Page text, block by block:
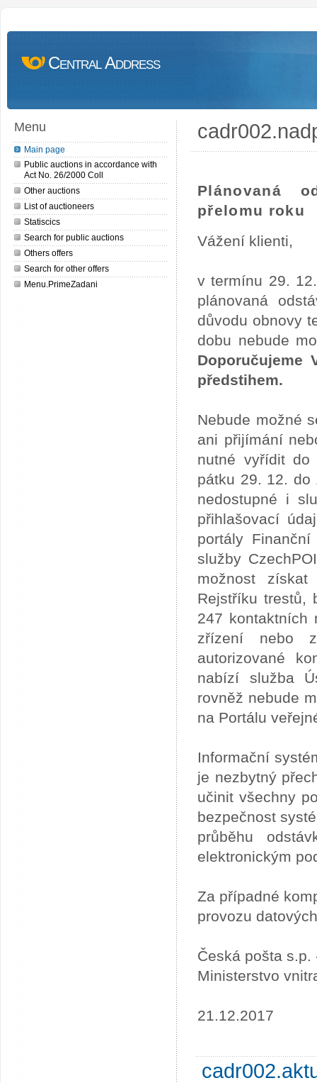
Central Address
Menu
Main page
Public auctions in accordance with
Act No. 26/2000 Coll
Other auctions
List of auctioneers
Statiscics
Search for public auctions
Others offers
Search for other offers
Menu.PrimeZadani
Plánovaná
přelomu roku
Vážení klienti,
v termínu 29.
plánovaná
důvodu obnovy
dobu nebude
Doporučujeme
předstihem.
Nebude možné
ani přijímání
nutné vyřídit do
pátku 29. 12. do
nedostupné i
přihlašovací
portály
služby
možnost
Rejstříku trestů,
247 kontaktních
zřízení nebo
autorizované
nabízí služba
rovněž nebude
na Portálu
Informační
je nezbytný
učinit všechny
bezpečnost
průběhu
elektronickým
Za případné
provozu
Česká pošta s.p.
Ministerstvo
21.12.2017